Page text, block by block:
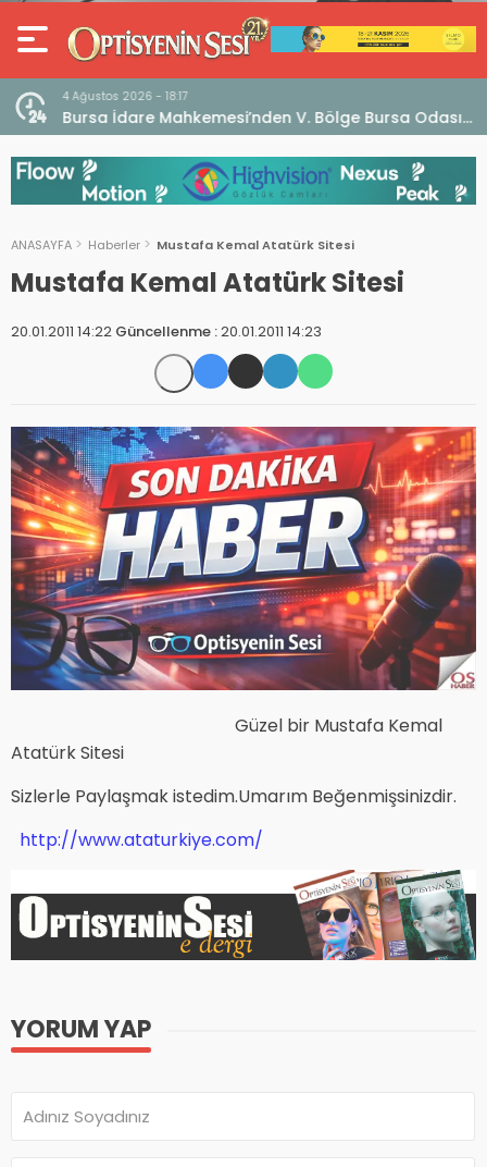
4 Ağustos 2026 - 18:17
Bursa İdare Mahkemesi’nden V. Bölge Bursa Odası
Genel Kurulu Hakkında İptal Kararı
ANASAYFA Haberler Mustafa Kemal Atatürk Sitesi
Mustafa Kemal Atatürk Sitesi
20.01.2011 14:22 Güncellenme :20.01.2011 14:23
Güzel bir Mustafa Kemal
Atatürk Sitesi
Sizlerle Paylaşmak istedim.Umarım Beğenmişsinizdir.
http://www.ataturkiye.com/
YORUM YAP